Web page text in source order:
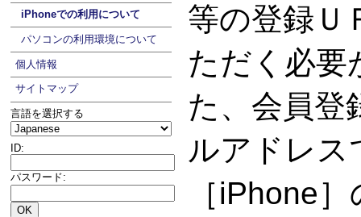
iPhoneでの利用について
パソコンの利用環境について
個人情報
サイトマップ
言語を選択する
ID:
パスワード:
等の登録Ｕ
ただく必要
た、会員登
ルアドレス
［iPhone